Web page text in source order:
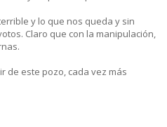
y lo que nos queda y sin
Claro que con la manipulación,
de este pozo, cada vez más